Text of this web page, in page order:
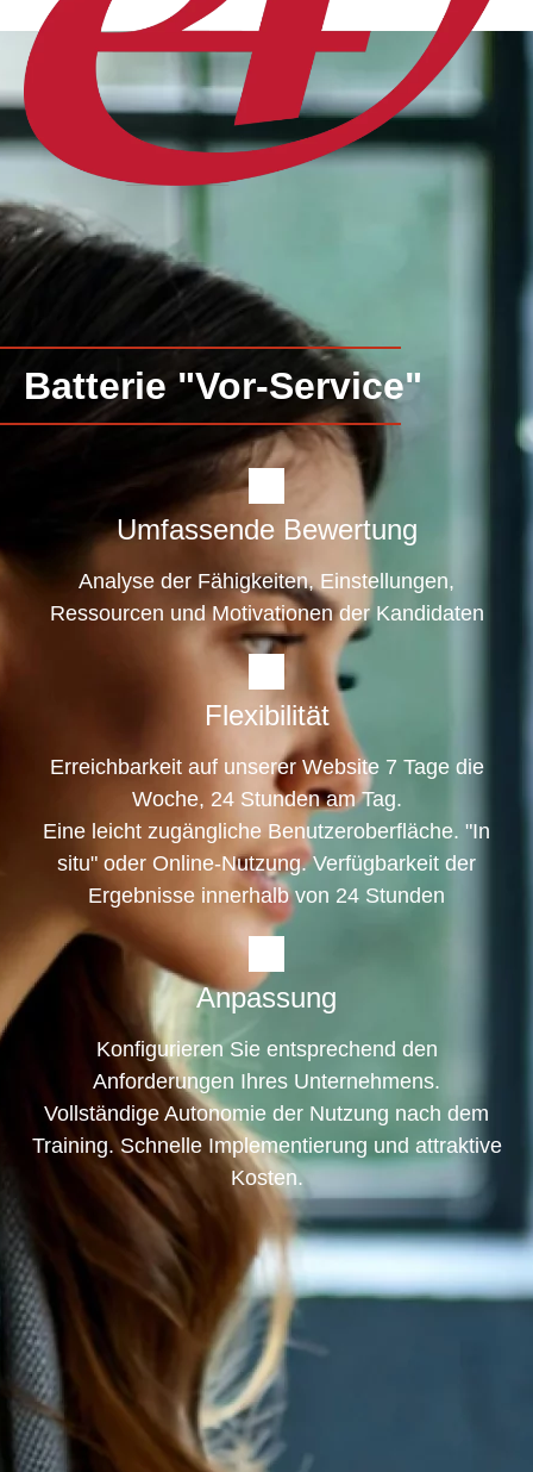
Batterie "Vor-Service"
Umfassende Bewertung
Analyse der Fähigkeiten, Einstellungen,
Ressourcen und Motivationen der Kandidaten
Flexibilität
Erreichbarkeit auf unserer Website 7 Tage die
Woche, 24 Stunden am Tag.
Eine leicht zugängliche Benutzeroberfläche. "In
situ" oder Online-Nutzung. Verfügbarkeit der
Ergebnisse innerhalb von 24 Stunden
Anpassung
Konfigurieren Sie entsprechend den
Anforderungen Ihres Unternehmens.
Vollständige Autonomie der Nutzung nach dem
Training. Schnelle Implementierung und attraktive
Kosten.